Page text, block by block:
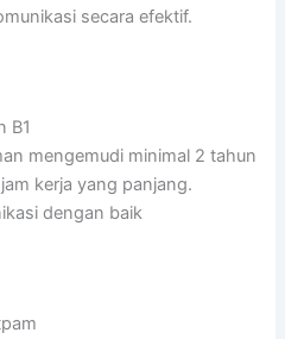
secara efektif.
B1
mengemudi minimal 2 tahun
kerja yang panjang.
dengan baik